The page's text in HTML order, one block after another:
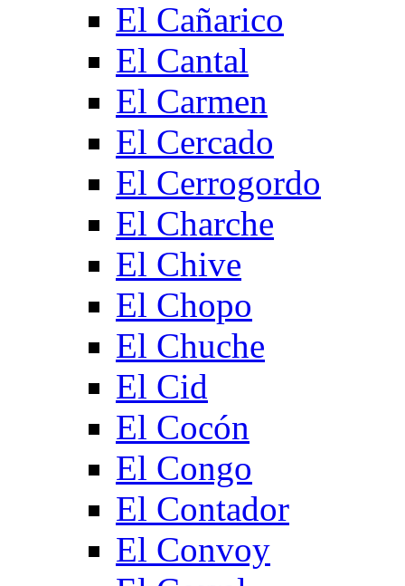
El Cañarico
El Cantal
El Carmen
El Cercado
El Cerrogordo
El Charche
El Chive
El Chopo
El Chuche
El Cid
El Cocón
El Congo
El Contador
El Convoy